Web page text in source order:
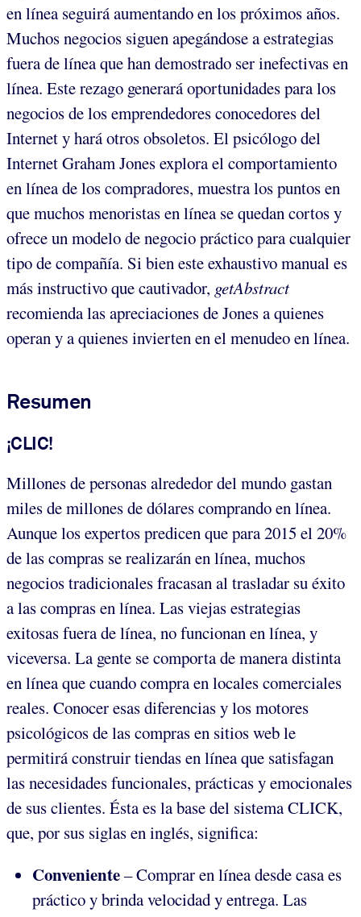
en línea seguirá aumentando en los próximos años.
Muchos negocios siguen apegándose a estrategias
fuera de línea que han demostrado ser inefectivas en
línea. Este rezago generará oportunidades para los
negocios de los emprendedores conocedores del
Internet y hará otros obsoletos. El psicólogo del
Internet Graham Jones explora el comportamiento
en línea de los compradores, muestra los puntos en
que muchos menoristas en línea se quedan cortos y
ofrece un modelo de negocio práctico para cualquier
tipo de compañía. Si bien este exhaustivo manual es
más instructivo que cautivador, getAbstract
recomienda las apreciaciones de Jones a quienes
operan y a quienes invierten en el menudeo en línea.
Resumen
¡CLIC!
Millones de personas alrededor del mundo gastan
miles de millones de dólares comprando en línea.
Aunque los expertos predicen que para 2015 el 20%
de las compras se realizarán en línea, muchos
negocios tradicionales fracasan al trasladar su éxito
a las compras en línea. Las viejas estrategias
exitosas fuera de línea, no funcionan en línea, y
viceversa. La gente se comporta de manera distinta
en línea que cuando compra en locales comerciales
reales. Conocer esas diferencias y los motores
psicológicos de las compras en sitios web le
permitirá construir tiendas en línea que satisfagan
las necesidades funcionales, prácticas y emocionales
de sus clientes. Ésta es la base del sistema CLICK,
que, por sus siglas en inglés, significa:
Conveniente– Comprar en línea desde casa es
práctico y brinda velocidad y entrega. Las